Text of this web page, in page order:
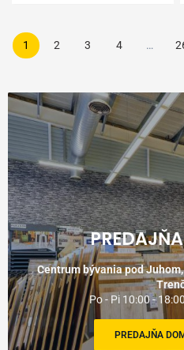
1 2 3 4 …
Centrum bývania pod
Po - Pi 10:00 -
PREDAJŇA